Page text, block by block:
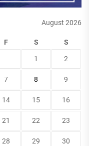
August 2026
F S S
1 2
7 8 9
14 15 16
21 22 23
28 29 30